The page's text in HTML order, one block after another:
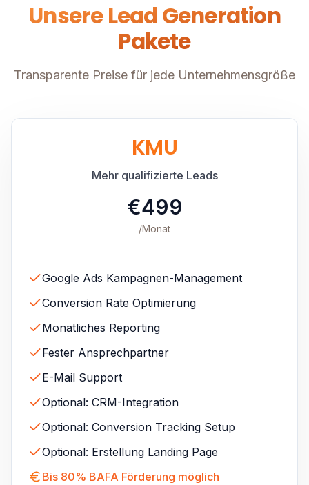
Unsere Lead Generation
Pakete
Transparente Preise für jede Unternehmensgröße
KMU
Mehr qualifizierte Leads
€499
/Monat
Google Ads Kampagnen-Management
Conversion Rate Optimierung
Monatliches Reporting
Fester Ansprechpartner
E-Mail Support
Optional: CRM-Integration
Optional: Conversion Tracking Setup
Optional: Erstellung Landing Page
Bis 80% BAFA Förderung möglich